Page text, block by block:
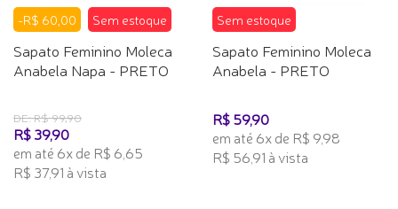
-R$ 60,00 Sem estoque
Sapato Feminino Moleca
Anabela Napa - PRETO
DE: R$ 99,90
R$ 39,90
em até 6x de R$ 6,65
R$ 37,91 à vista
Sem estoque
Sapato Feminino Moleca
Anabela - PRETO
R$ 59,90
em até 6x de R$ 9,98
R$ 56,91 à vista